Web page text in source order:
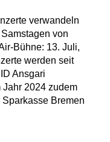
verwandeln
von
Bühne: 13. Juli,
werden seit
Ansgari
2024 zudem
Bremen